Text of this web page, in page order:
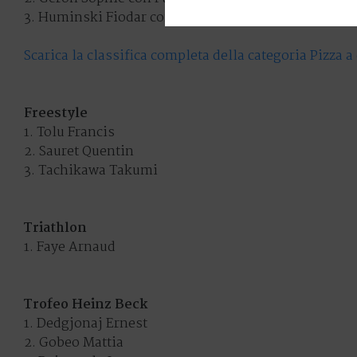
3. Huminski Fiodar con Mirko D'Agata
Scarica la classifica completa della categoria Pizza a
Freestyle
1. Tolu Francis
2. Sauret Quentin
3. Tachikawa Takumi
Triathlon
1. Faye Arnaud
Trofeo Heinz Beck
1. Dedgjonaj Ernest
2. Gobeo Mattia